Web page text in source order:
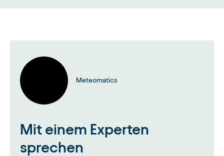
Meteomatics
Mit einem Experten
sprechen